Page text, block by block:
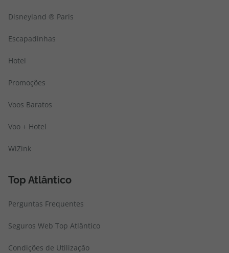
Disneyland ® Paris
Escapadinhas
Hotel
Promoções
Voos Baratos
Voo + Hotel
WiZink
Top Atlântico
Perguntas Frequentes
Seguros Web Top Atlântico
Condições de Utilização